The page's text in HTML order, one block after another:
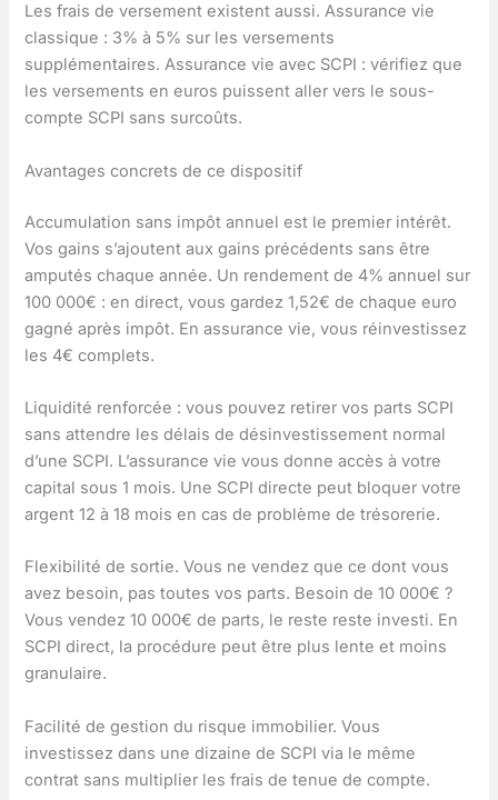
Les frais de versement existent aussi. Assurance vie
classique : 3% à 5% sur les versements
supplémentaires. Assurance vie avec SCPI : vérifiez que
les versements en euros puissent aller vers le sous-
compte SCPI sans surcoûts.
Avantages concrets de ce dispositif
Accumulation sans impôt annuel est le premier intérêt.
Vos gains s’ajoutent aux gains précédents sans être
amputés chaque année. Un rendement de 4% annuel sur
100 000€ : en direct, vous gardez 1,52€ de chaque euro
gagné après impôt. En assurance vie, vous réinvestissez
les 4€ complets.
Liquidité renforcée : vous pouvez retirer vos parts SCPI
sans attendre les délais de désinvestissement normal
d’une SCPI. L’assurance vie vous donne accès à votre
capital sous 1 mois. Une SCPI directe peut bloquer votre
argent 12 à 18 mois en cas de problème de trésorerie.
Flexibilité de sortie. Vous ne vendez que ce dont vous
avez besoin, pas toutes vos parts. Besoin de 10 000€ ?
Vous vendez 10 000€ de parts, le reste reste investi. En
SCPI direct, la procédure peut être plus lente et moins
granulaire.
Facilité de gestion du risque immobilier. Vous
investissez dans une dizaine de SCPI via le même
contrat sans multiplier les frais de tenue de compte.